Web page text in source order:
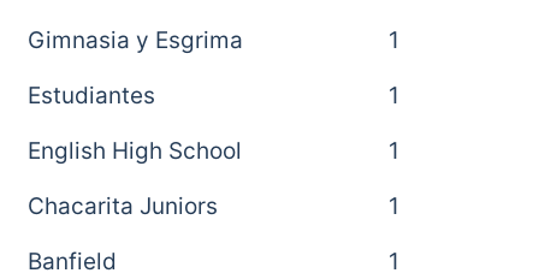
Gimnasia y Esgrima
1
Estudiantes
1
English High School
1
Chacarita Juniors
1
Banfield
1